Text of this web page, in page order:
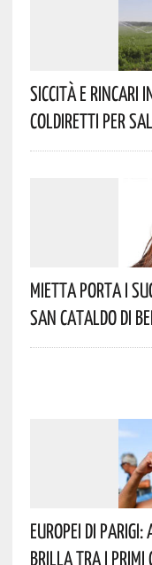
Siccità E Rincari
Coldiretti Per
Mietta Porta I
San Cataldo Di
Europei Di
Brilla Tra I Primi